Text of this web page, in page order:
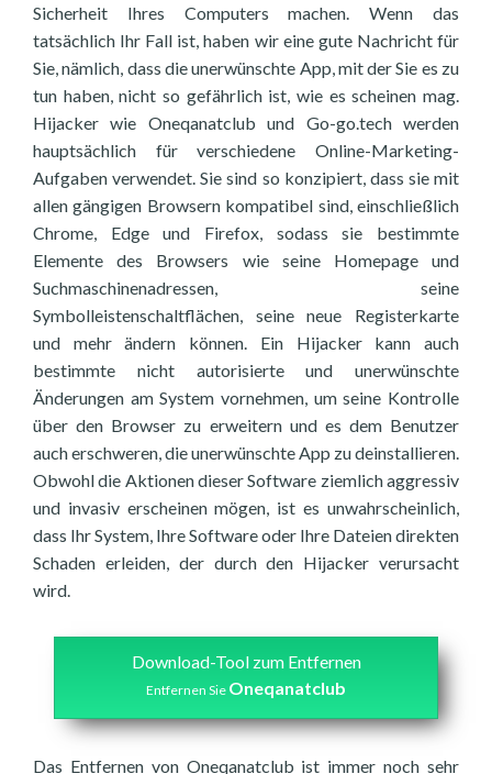
Sicherheit Ihres Computers machen. Wenn das
tatsächlich Ihr Fall ist, haben wir eine gute Nachricht für
Sie, nämlich, dass die unerwünschte App, mit der Sie es zu
tun haben, nicht so gefährlich ist, wie es scheinen mag.
Hijacker wie Oneqanatclub und Go-go.tech werden
hauptsächlich für verschiedene Online-Marketing-
Aufgaben verwendet. Sie sind so konzipiert, dass sie mit
allen gängigen Browsern kompatibel sind, einschließlich
Chrome, Edge und Firefox, sodass sie bestimmte
Elemente des Browsers wie seine Homepage und
Suchmaschinenadressen, seine
Symbolleistenschaltflächen, seine neue Registerkarte
und mehr ändern können. Ein Hijacker kann auch
bestimmte nicht autorisierte und unerwünschte
Änderungen am System vornehmen, um seine Kontrolle
über den Browser zu erweitern und es dem Benutzer
auch erschweren, die unerwünschte App zu deinstallieren.
Obwohl die Aktionen dieser Software ziemlich aggressiv
und invasiv erscheinen mögen, ist es unwahrscheinlich,
dass Ihr System, Ihre Software oder Ihre Dateien direkten
Schaden erleiden, der durch den Hijacker verursacht
wird.
Download-Tool zum Entfernen
Entfernen Sie Oneqanatclub
Das Entfernen von Oneqanatclub ist immer noch sehr